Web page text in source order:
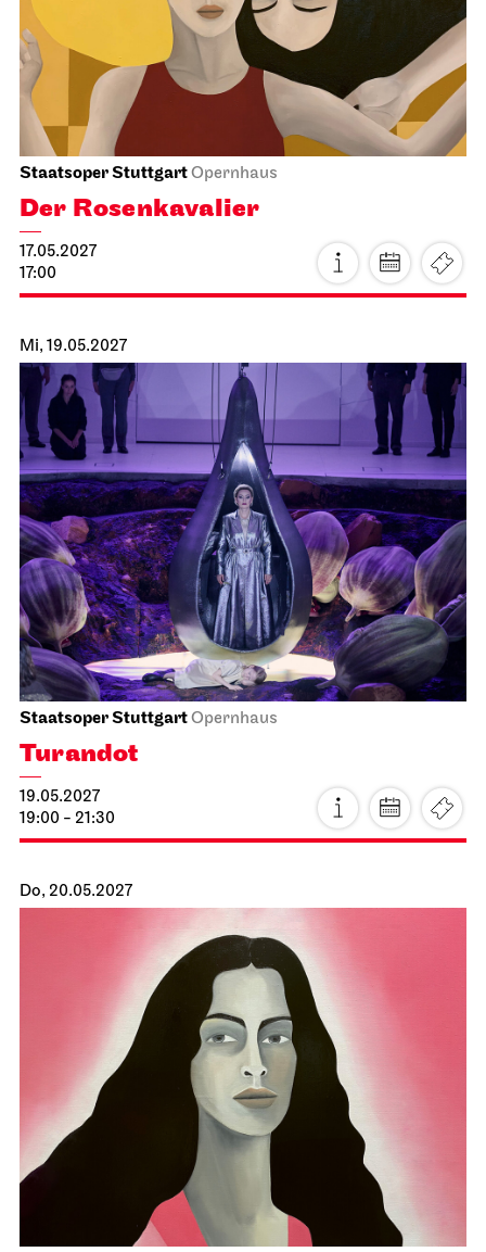
Staatsoper StuttgartOpernhaus
Der Rosen­kavalier
17.05.2027
17:00
Mi, 19.05.2027
Staatsoper StuttgartOpernhaus
Turandot
19.05.2027
19:00 - 21:30
Do, 20.05.2027